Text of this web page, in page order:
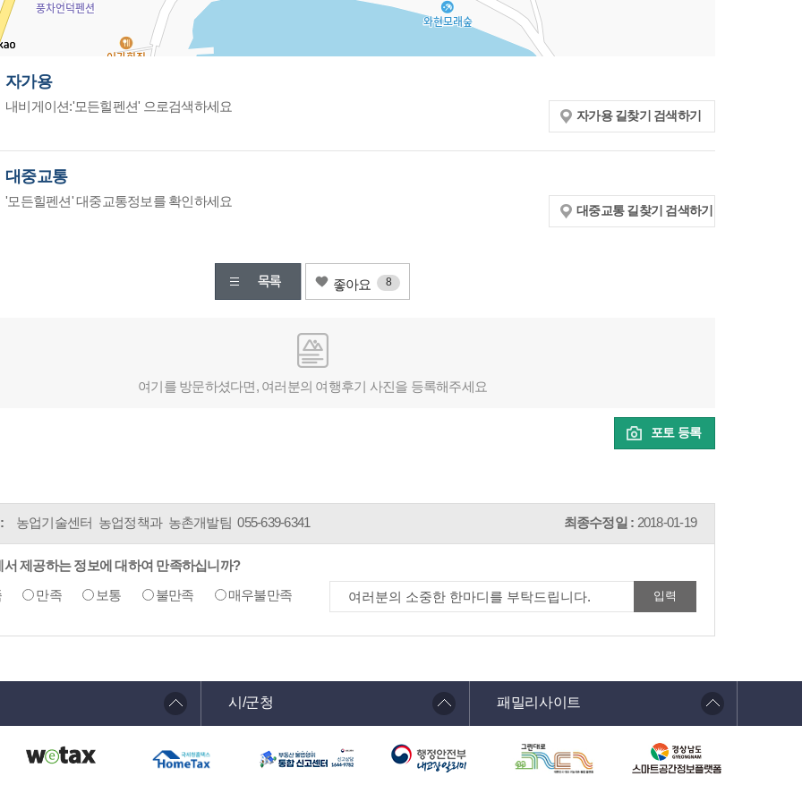
자가용
내비게이션:'모든힐펜션' 으로검색하세요
자가용 길찾기 검색하기
대중교통
'모든힐펜션' 대중교통정보를 확인하세요
대중교통 길찾기 검색하기
좋아요 8
여기를 방문하셨다면, 여러분의 여행후기 사진을 등록해주세요
포토 등록
농업기술센터 농업정책과 농촌개발팀055-639-6341 최종수정일 : 2018-01-19
서 제공하는 정보에 대하여 만족하십니까?
만족 보통 불만족 매우불만족
시/군청 패밀리사이트